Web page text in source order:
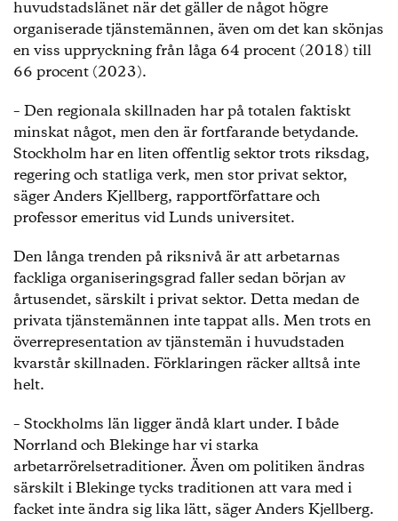
huvudstadslänet när det gäller de något högre
organiserade tjänstemännen, även om det kan skönjas
en viss uppryckning från låga 64 procent (2018) till
66 procent (2023).
– Den regionala skillnaden har på totalen faktiskt
minskat något, men den är fortfarande betydande.
Stockholm har en liten offentlig sektor trots riksdag,
regering och statliga verk, men stor privat sektor,
säger Anders Kjellberg, rapportförfattare och
professor emeritus vid Lunds universitet.
Den långa trenden på riksnivå är att arbetarnas
fackliga organiseringsgrad faller sedan början av
årtusendet, särskilt i privat sektor. Detta medan de
privata tjänstemännen inte tappat alls. Men trots en
överrepresentation av tjänstemän i huvudstaden
kvarstår skillnaden. Förklaringen räcker alltså inte
helt.
– Stockholms län ligger ändå klart under. I både
Norrland och Blekinge har vi starka
arbetarrörelsetraditioner. Även om politiken ändras
särskilt i Blekinge tycks traditionen att vara med i
facket inte ändra sig lika lätt, säger Anders Kjellberg.